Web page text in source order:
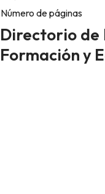
Número de páginas
Directorio de
Formación y